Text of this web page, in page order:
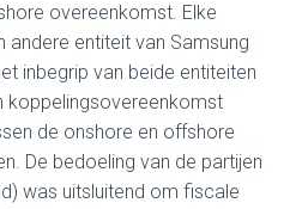
overeenkomst. Elke
entiteit van Samsung
inbegrip van beide entiteiten
koppelingsovereenkomst
de onshore en offshore
De bedoeling van de partijen
was uitsluitend om fiscale